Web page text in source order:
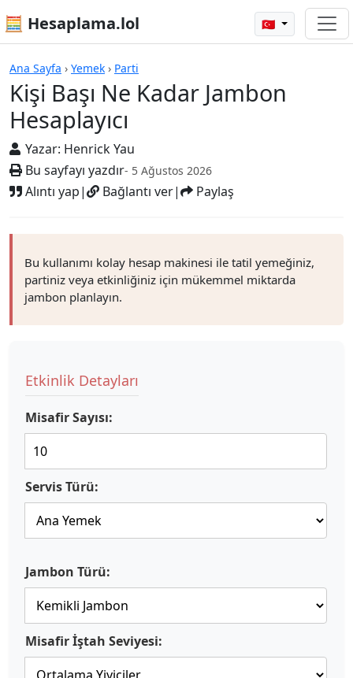
🧮 Hesaplama.lol 🇹🇷
Ana Sayfa › Yemek › Parti
Kişi Başı Ne Kadar Jambon
Hesaplayıcı
Yazar: Henrick Yau
Bu sayfayı yazdır- 5 Ağustos 2026
Alıntı yap| Bağlantı ver| Paylaş
Hesap Makineleri
Bu kullanımı kolay hesap makinesi ile tatil yemeğiniz,
partiniz veya etkinliğiniz için mükemmel miktarda
jambon planlayın.
Etkinlik Detayları
Misafir Sayısı:
Servis Türü:
Jambon Türü:
Misafir İştah Seviyesi: